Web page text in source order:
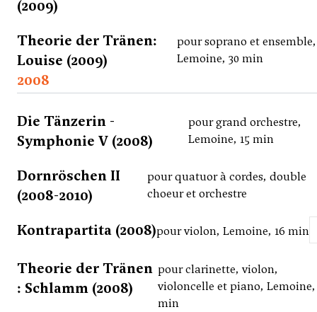
(2009)
Theorie der Tränen:
Louise (2009)
pour soprano et ensemble,
Lemoine, 30 min
2008
Die Tänzerin -
Symphonie V (2008)
pour grand orchestre,
Lemoine, 15 min
Dornröschen II
(2008-2010)
pour quatuor à cordes, double
choeur et orchestre
Kontrapartita (2008)pour violon, Lemoine, 16 min
Theorie der Tränen
: Schlamm (2008)
pour clarinette, violon,
violoncelle et piano, Lemoine,
min